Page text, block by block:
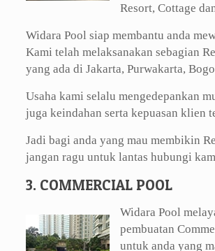
Resort, Cottage
Widara Pool siap membantu anda
Kami telah melaksanakan sebagian
yang ada di Jakarta, Purwakarta,
Usaha kami selalu mengedepankan
juga keindahan serta kepuasan klien
Jadi bagi anda yang mau membikin
jangan ragu untuk lantas hubungi
3. COMMERCIAL POOL
Widara Pool
pembuatan
untuk anda yang